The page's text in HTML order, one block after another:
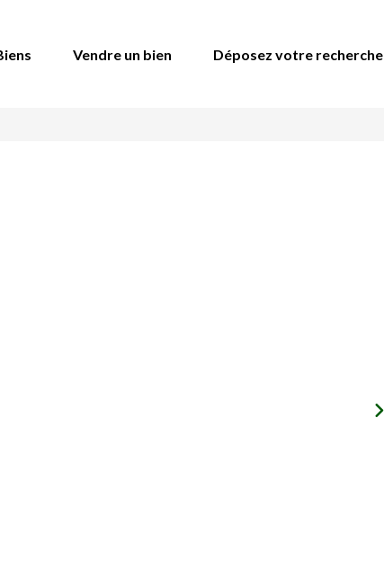
Vendre un bien Déposez votre recherche